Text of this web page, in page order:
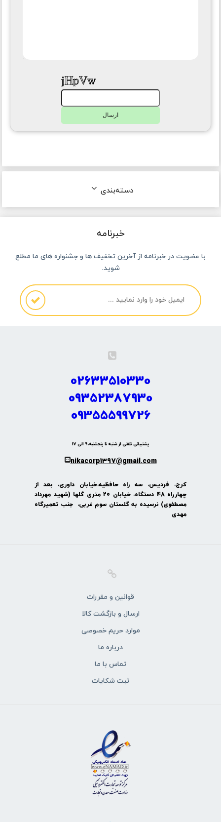
ارسال
دسته‌بندی
خبرنامه
با عضویت در خبرنامه از آخرین تخفیف ها و جشنواره های ما مطلع
شوید.
02633510330
09352387930
09355599726
پشتیبانی تلفنی از شنبه تا پنجشنبه، 9 الی 17
nikacorp1397@gmail.com
کرج، فردیس، سه راه حافظیه،خیابان داوری، بعد از
چهارراه 48 دستگاه، خیابان 20 متری گلها (شهید مهرداد
مصطفوی) نرسیده به گلستان سوم غربی، جنب تعمیرگاه
مهدی
قوانین و مقررات
ارسال و بازگشت کالا
موارد حریم خصوصی
درباره ما
تماس با ما
ثبت شکایات